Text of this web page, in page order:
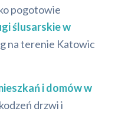
pogotowie
ślusarskie w
na terenie Katowic
i domów w
drzwi i